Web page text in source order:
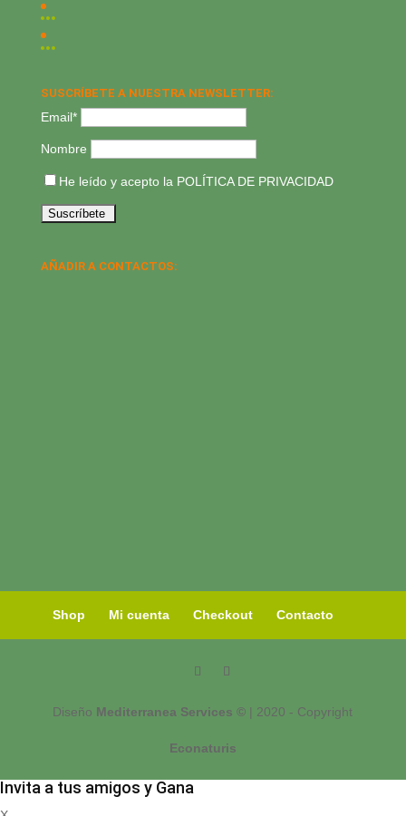
SUSCRÍBETE A NUESTRA NEWSLETTER:
Email*
Nombre
He leído y acepto la POLÍTICA DE PRIVACIDAD
AÑADIR A CONTACTOS:
Shop Mi cuenta Checkout Contacto
Diseño Mediterranea Services © | 2020 - Copyright
Econaturis
Invita a tus amigos y Gana